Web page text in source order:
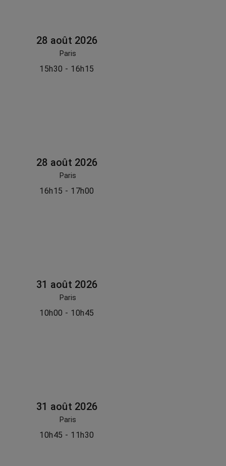
28 août 2026
Paris
15h30 - 16h15
28 août 2026
Paris
16h15 - 17h00
31 août 2026
Paris
10h00 - 10h45
31 août 2026
Paris
10h45 - 11h30